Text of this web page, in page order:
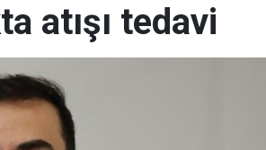
atışı tedavi